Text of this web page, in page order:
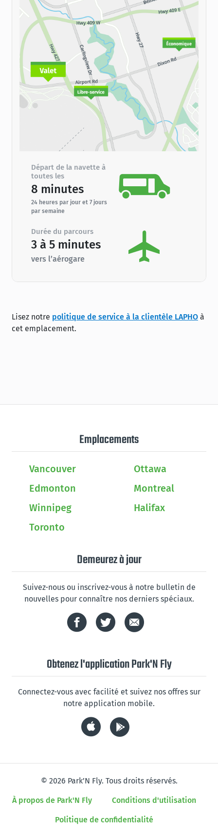
Départ de la navette à
toutes les
8 minutes
24 heures par jour et 7 jours
par semaine
Durée du parcours
3 à 5 minutes
vers l’aérogare
Lisez notre politique de service à la clientèle LAPHO à
cet emplacement.
Emplacements
Vancouver
Edmonton
Winnipeg
Toronto
Ottawa
Montreal
Halifax
Demeurez à jour
Suivez-nous ou inscrivez-vous à notre bulletin de
nouvelles pour connaître nos derniers spéciaux.
Obtenez l'application Park'N Fly
Connectez-vous avec facilité et suivez nos offres sur
notre application mobile.
© 2026 Park’N Fly. Tous droits réservés.
À propos de Park'N Fly Conditions d'utilisation
Politique de confidentialité